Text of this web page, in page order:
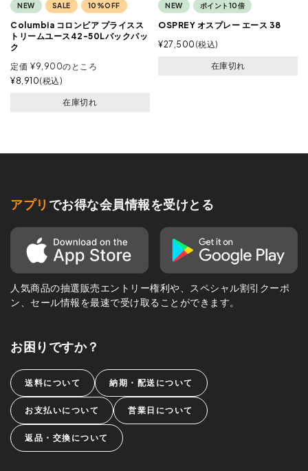
NEW SALE 10%OFF
Columbia コロンビア プライスス
トリームユース42-50Lバックパッ
ク
定価 ¥9,900のところ
¥8,910 税込
在庫切れ
NEW ポイント10倍
OSPREY オスプレー エース 38
¥27,500 税込
在庫切れ
アプリ でお得な会員情報を受けとる
人気商品の抽選販売エントリー権利や、スペシャル割引クーポ
ン、セール情報を最速で受け取ることができます。
お困りですか？
送料について 納期・配送について
お支払いについて 営業日について
返品・交換について